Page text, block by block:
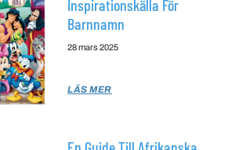
Inspirationskälla För
Barnnamn
28 mars 2025
LÄS MER